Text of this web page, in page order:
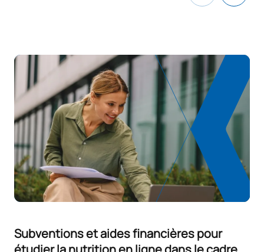
Subventions et aides financières pour